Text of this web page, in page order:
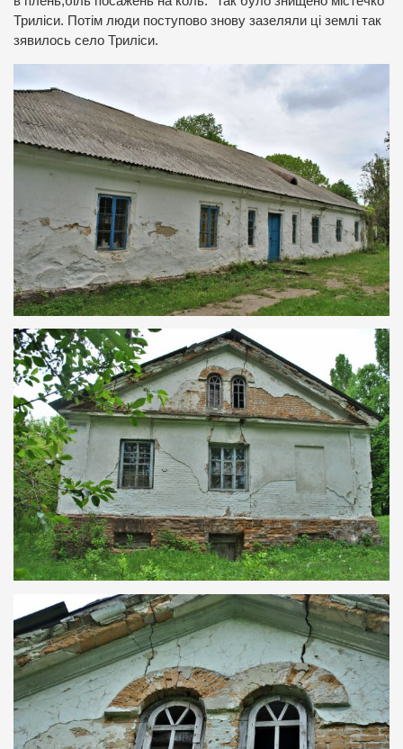
Триліси. Потім люди поступово знову зазеляли ці землі так
зявилось село Триліси.